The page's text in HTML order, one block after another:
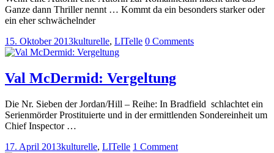
Ganze dann Thriller nennt … Kommt da ein besonders starker oder
ein eher schwächelnder
15. Oktober 2013kulturelle, LITelle 0 Comments
Val McDermid: Vergeltung
Die Nr. Sieben der Jordan/Hill – Reihe: In Bradfield schlachtet ein
Serienmörder Prostituierte und in der ermittlenden Sondereinheit um
Chief Inspector …
17. April 2013kulturelle, LITelle 1 Comment